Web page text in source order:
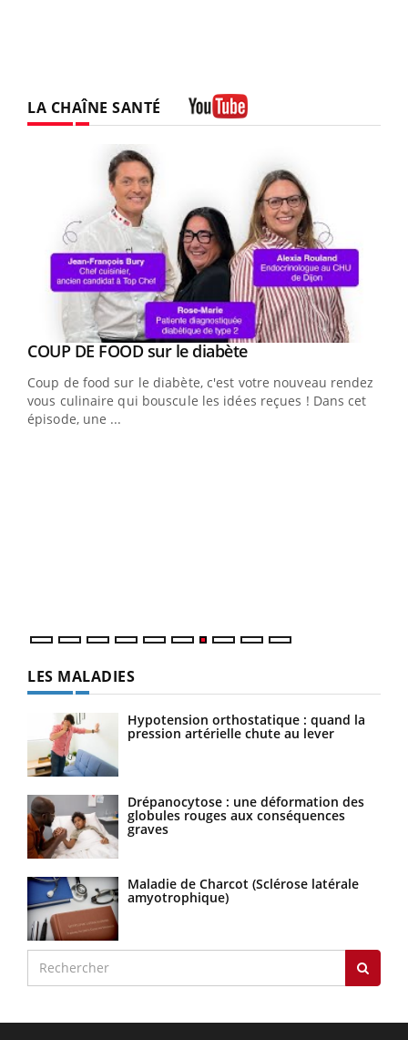
LA CHAÎNE SANTÉ
Youtube
COUP DE FOOD sur le diabèteYoutube
Coup de food sur le diabète, c'est votre nouveau rendez-
vous culinaire qui bouscule les idées reçues ! Dans cet
épisode, une ...
LES MALADIES
Hypotension orthostatique : quand la
pression artérielle chute au lever
Drépanocytose : une déformation des
globules rouges aux conséquences
graves
Maladie de Charcot (Sclérose latérale
amyotrophique)